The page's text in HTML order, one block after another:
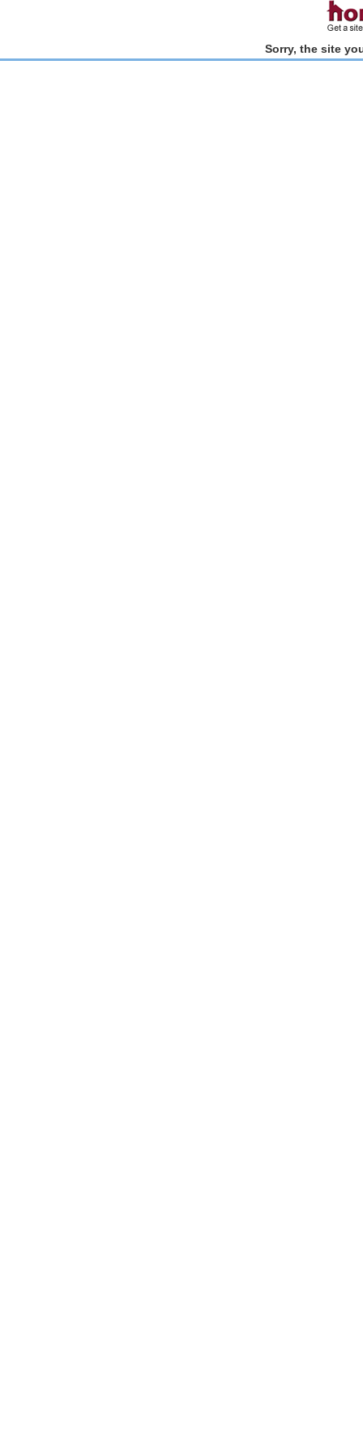
Sorry, the site